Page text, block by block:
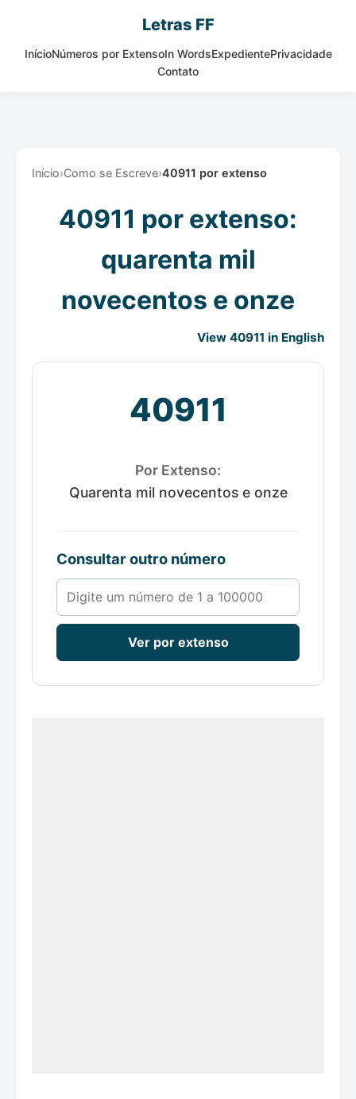
Letras FF
InícioNúmeros por ExtensoIn WordsExpedientePrivacidade
Contato
Início›Como se Escreve›40911 por extenso
40911 por extenso:
quarenta mil
novecentos e onze
View 40911 in English
40911
Por Extenso:
Quarenta mil novecentos e onze
Consultar outro número
Número de 1 a 100000
Ver por extenso